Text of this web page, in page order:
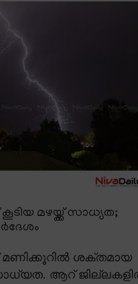
മഴയ്ക്ക് സാധ്യത;
ശക്തമായ
സാധ്യത. ആറ്